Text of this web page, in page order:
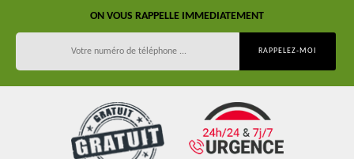
ON VOUS RAPPELLE IMMEDIATEMENT